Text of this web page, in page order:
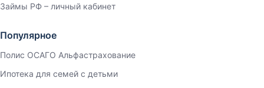
Займы РФ – личный кабинет
Популярное
Полис ОСАГО Альфастрахование
Ипотека для семей с детьми